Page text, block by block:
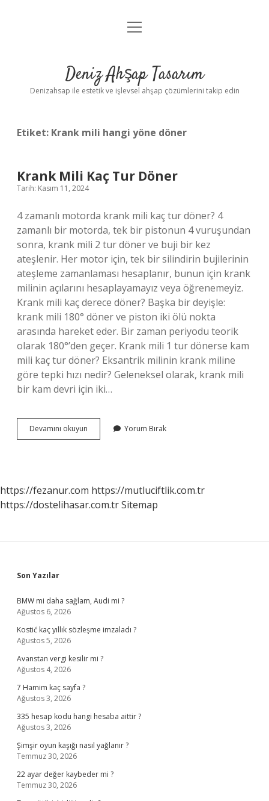
Anasayfa
Yasal Uyarı
menüyü
Deniz Ahşap Tasarım
Denizahsap ile estetik ve işlevsel ahşap çözümlerini takip edin
Etiket: Krank mili hangi yöne döner
Krank Mili Kaç Tur Döner
Tarih: Kasım 11, 2024
4 zamanlı motorda krank mili kaç tur döner? 4
zamanlı bir motorda, tek bir pistonun 4 vuruşundan
sonra, krank mili 2 tur döner ve buji bir kez
ateşlenir. Her motor için, tek bir silindirin bujilerinin
ateşleme zamanlaması hesaplanır, bunun için krank
milinin açılarını hesaplayamayız veya öğrenemeyiz.
Krank mili kaç derece döner? Başka bir deyişle:
krank mili 180° döner ve piston iki ölü nokta
arasında hareket eder. Bir zaman periyodu teorik
olarak 180°’den geçer. Krank mili 1 tur dönerse kam
mili kaç tur döner? Eksantrik milinin krank miline
göre tepki hızı nedir? Geleneksel olarak, krank mili
bir kam devri için iki…
Devamını okuyun
Mili
Yorum Bırak
https://fezanur.com https://mutluciftlik.com.tr
https://dostelihasar.com.trSitemap
Sidebar
Son Yazılar
BMW mi daha sağlam, Audi mi ?
Ağustos 6, 2026
Kostić kaç yıllık sözleşme imzaladı ?
Ağustos 5, 2026
Avanstan vergi kesilir mi ?
Ağustos 4, 2026
7 Hamim kaç sayfa ?
Ağustos 3, 2026
335 hesap kodu hangi hesaba aittir ?
Ağustos 3, 2026
Şimşir oyun kaşığı nasıl yağlanır ?
Temmuz 30, 2026
22 ayar değer kaybeder mi ?
Temmuz 30, 2026